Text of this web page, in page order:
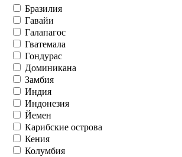
Бразилия
Гавайи
Галапагос
Гватемала
Гондурас
Доминикана
Замбия
Индия
Индонезия
Йемен
Карибские острова
Кения
Колумбия